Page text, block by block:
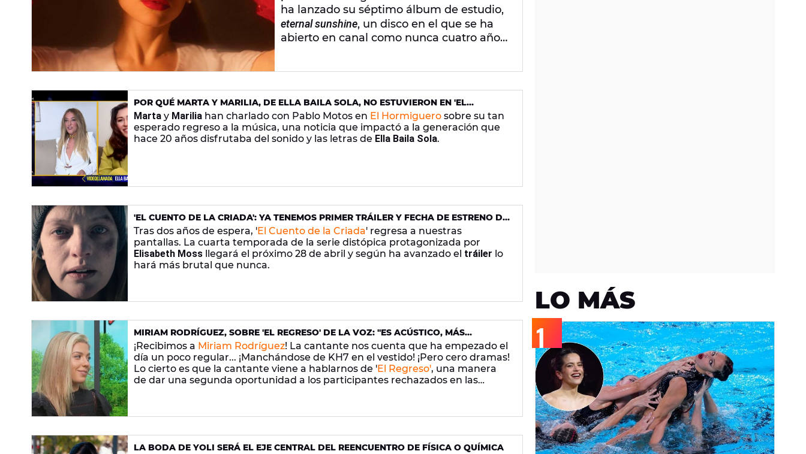
ha lanzado su séptimo álbum de estudio,
eternal sunshine, un disco en el que se ha
abierto en canal como nunca cuatro años
POR QUÉ MARTA Y MARILIA, DE ELLA BAILA SOLA, NO ESTUVIERON EN 'EL
HORMIGUERO'
Marta y Marilia han charlado con Pablo Motos en El Hormiguero sobre su tan
esperado regreso a la música, una noticia que impactó a la generación que
hace 20 años disfrutaba del sonido y las letras de Ella Baila Sola.
'EL CUENTO DE LA CRIADA': YA TENEMOS PRIMER TRÁILER Y FECHA DE ESTRENO DE
LA TAN ESPERADA CUARTA TEMPORADA
Tras dos años de espera, 'El Cuento de la Criada' regresa a nuestras
pantallas. La cuarta temporada de la serie distópica protagonizada por
Elisabeth Moss llegará el próximo 28 de abril y según ha avanzado el tráiler lo
hará más brutal que nunca.
MIRIAM RODRÍGUEZ, SOBRE 'EL REGRESO' DE LA VOZ: "ES ACÚSTICO, MÁS
CERCANO Y YO NO IMPONGO TANTO COMO LOS COACHES"
¡Recibimos a Miriam Rodríguez! La cantante nos cuenta que ha empezado el
día un poco regular... ¡Manchándose de KH7 en el vestido! ¡Pero cero dramas!
Lo cierto es que la cantante viene a hablarnos de 'El Regreso', una manera
de dar una segunda oportunidad a los participantes rechazados en las
LA BODA DE YOLI SERÁ EL EJE CENTRAL DEL REENCUENTRO DE FÍSICA O QUÍMICA
LO MÁS